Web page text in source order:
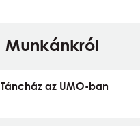
Munkánkról
Táncház az UMO-ban